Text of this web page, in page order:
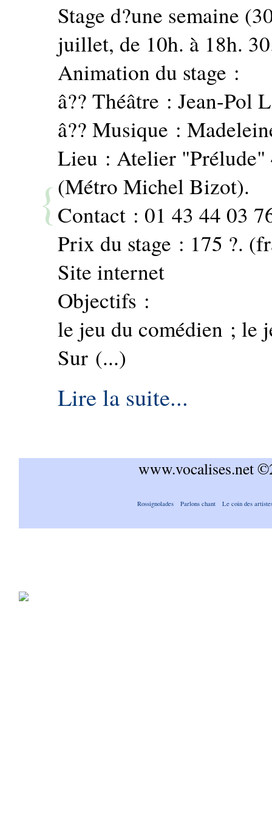
Stage d?une semaine
juillet, de 10h. à 18h.
Animation du stage :
â?? Théâtre : Jean-Pol
â?? Musique :
Lieu : Atelier "Prélude"
(Métro Michel Bizot).
Contact : 01 43 44 03
Prix du stage : 175 ?.
Site internet
Objectifs :
le jeu du comédien ; le
Sur (...)
Lire la suite...
www.vocalises.net
Rossignolades Parlons chant Le coin des